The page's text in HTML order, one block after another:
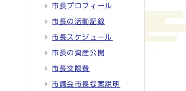
市長プロフィール
市長の活動記録
市長スケジュール
市長の資産公開
市長交際費
市議会市長提案説明